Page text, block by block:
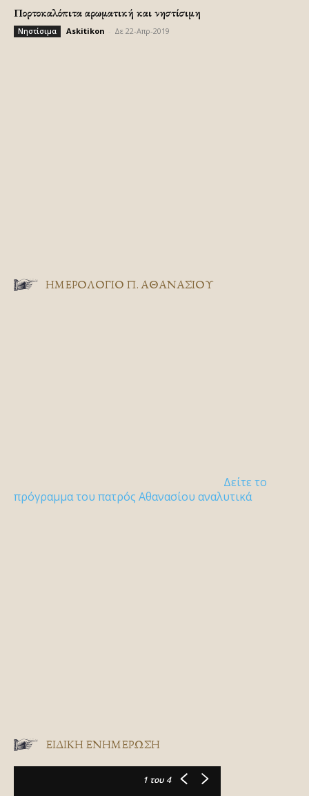
Πορτοκαλόπιτα αρωματική και νηστίσιμη
Νηστίσιμα Askitikon Δε 22-Απρ-2019
ΗΜΕΡΟΛΟΓΙΟ Π. ΑΘΑΝΑΣΙΟΥ
Δείτε το
πρόγραμμα του πατρός Αθανασίου αναλυτικά
ΕΙΔΙΚΉ ΕΝΗΜΈΡΩΣΗ
1 του 4